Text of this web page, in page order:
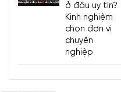
ở đâu uy tín?
Kinh nghiệm
chọn đơn vị
chuyên
nghiệp